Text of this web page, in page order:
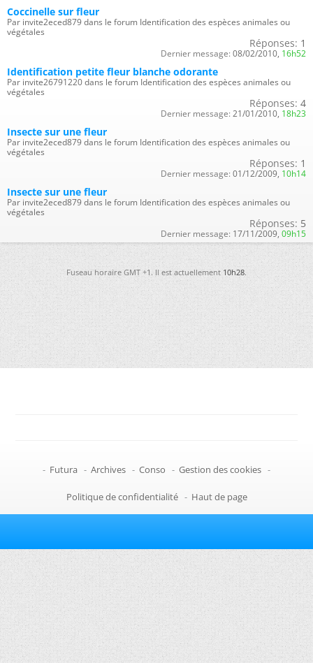
Coccinelle sur fleur
Par invite2eced879 dans le forum Identification des espèces animales ou
végétales
Réponses: 1
Dernier message: 08/02/2010, 16h52
Identification petite fleur blanche odorante
Par invite26791220 dans le forum Identification des espèces animales ou
végétales
Réponses: 4
Dernier message: 21/01/2010, 18h23
Insecte sur une fleur
Par invite2eced879 dans le forum Identification des espèces animales ou
végétales
Réponses: 1
Dernier message: 01/12/2009, 10h14
Insecte sur une fleur
Par invite2eced879 dans le forum Identification des espèces animales ou
végétales
Réponses: 5
Dernier message: 17/11/2009, 09h15
Fuseau horaire GMT +1. Il est actuellement10h28.
- Futura - Archives - Conso - Gestion des cookies -
Politique de confidentialité - Haut de page